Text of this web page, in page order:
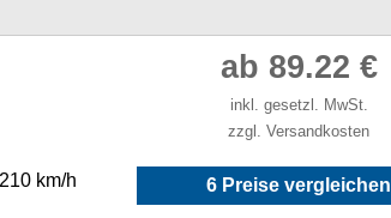
km/h
ab 89.22 €
inkl. gesetzl. MwSt.
zzgl. Versandkosten
6 Preise vergleichen